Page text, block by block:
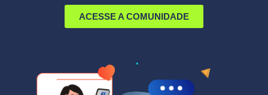
ACESSE A COMUNIDADE